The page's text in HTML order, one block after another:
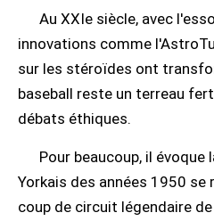
Au XXIe siècle, avec
innovations comme
sur les stéroïdes ont
baseball reste un terreau
débats éthiques.
Pour beaucoup, il évoque
Yorkais des années 1950
coup de circuit légendaire